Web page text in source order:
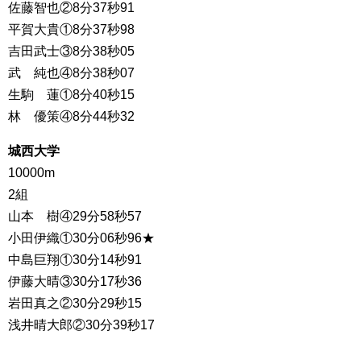
佐藤智也②8分37秒91
平賀大貴①8分37秒98
吉田武士③8分38秒05
武 純也④8分38秒07
生駒 蓮①8分40秒15
林 優策④8分44秒32
城西大学
10000m
2組
山本 樹④29分58秒57
小田伊織①30分06秒96★
中島巨翔①30分14秒91
伊藤大晴③30分17秒36
岩田真之②30分29秒15
浅井晴大郎②30分39秒17